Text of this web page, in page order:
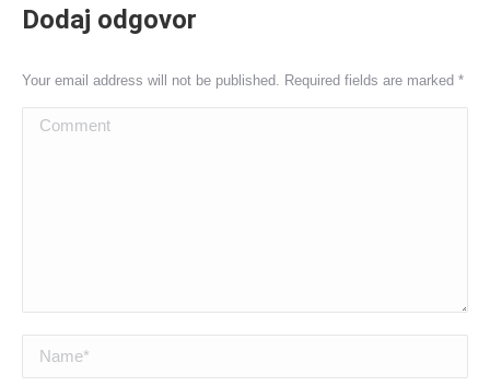
Dodaj odgovor
Your email address will not be published. Required fields are marked *
Comment
Name *